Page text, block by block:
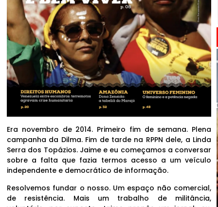
Era novembro de 2014. Primeiro fim de semana. Plena
campanha da Dilma. Fim de tarde na RPPN dele, a Linda
Serra dos Topázios. Jaime e eu começamos a conversar
sobre a falta que fazia termos acesso a um veículo
independente e democrático de informação.
Resolvemos fundar o nosso. Um espaço não comercial,
de resistência. Mais um trabalho de militância,